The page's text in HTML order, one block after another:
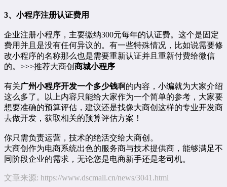
3、小程序注册认证费用
企业注册小程序，主要缴纳300元每年的认证费。这个是固定
费用并且是没有任何异议的。有一些特殊情况，比如说需要修
改小程序的名称那么也是需要重新认证并且重新付费给微信
的。>>>推荐大商创 商城小程序
有关广州小程序开发一个多少钱啊的内容，小编就为大家介绍
这么多了。以上内容只能给大家作为一个简单的参考，大家要
想要准确的预算评估，建议还是找像大商创这样的专业开发商
去做开发，获取相关的预算评估方案！
你只需负责运营，技术的绝活交给大商创。
大商创作为电商系统出色的服务商与技术提供商，能够满足不
同阶段企业的需求，无论您是电商新手还是老司机。
文章来源: https://www.dscmall.cn/news/3041.html